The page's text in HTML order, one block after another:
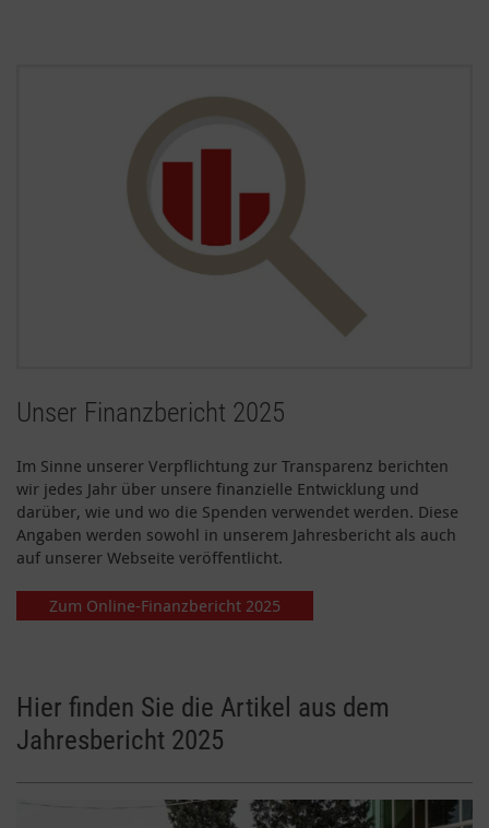
Unser Finanzbericht 2025
Im Sinne unserer Verpflichtung zur Transparenz berichten
wir jedes Jahr über unsere finanzielle Entwicklung und
darüber, wie und wo die Spenden verwendet werden. Diese
Angaben werden sowohl in unserem Jahresbericht als auch
auf unserer Webseite veröffentlicht.
Zum Online-Finanzbericht 2025
Hier finden Sie die Artikel aus dem
Jahresbericht 2025